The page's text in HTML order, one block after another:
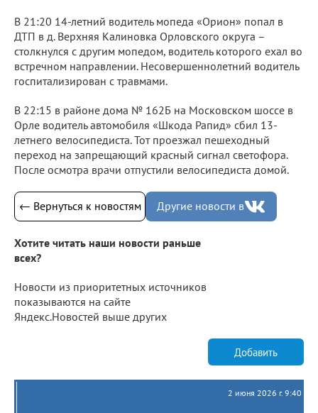
В 21:20 14-летний водитель мопеда «Орион» попал в
ДТП в д. Верхняя Калиновка Орловского округа –
столкнулся с другим мопедом, водитель которого ехал во
встречном направлении. Несовершеннолетний водитель
госпитализирован с травмами.
В 22:15 в районе дома № 162Б на Московском шоссе в
Орле водитель автомобиля «Шкода Рапид» сбил 13-
летнего велосипедиста. Тот проезжал пешеходный
переход на запрещающий красный сигнал светофора.
После осмотра врачи отпустили велосипедиста домой.
← Вернуться к новостям Другие новости в
Хотите читать наши новости раньше
всех?
Новости из приоритетных источников
показываются на сайте
Яндекс.Новостей выше других
Добавить
2 июня 2026 г. 9:40